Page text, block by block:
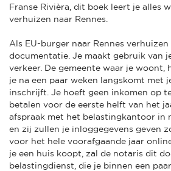
Franse Rivièra, dit boek leert je alles
verhuizen naar Rennes.
Als EU-burger naar Rennes
documentatie. Je maakt gebruik van
verkeer. De gemeente waar je woont,
je na een paar weken langskomt met
inschrijft. Je hoeft geen inkomen op
betalen voor de eerste helft van het
afspraak met het belastingkantoor in
en zij zullen je inloggegevens geven
voor het hele voorafgaande jaar
je een huis koopt, zal de notaris dit
belastingdienst, die je binnen een